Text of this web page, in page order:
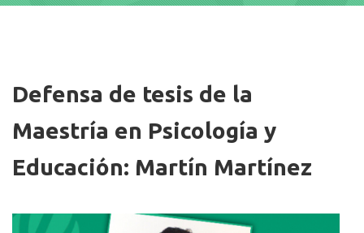
Defensa de tesis de la
Maestría en Psicología y
Educación: Martín Martínez